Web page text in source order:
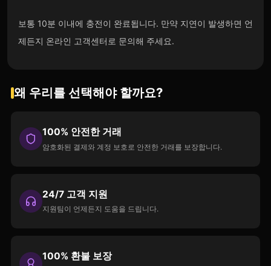
보통 10분 이내에 충전이 완료됩니다. 만약 지연이 발생하면 언
제든지 온라인 고객센터로 문의해 주세요.
왜 우리를 선택해야 할까요?
100% 안전한 거래
암호화된 결제와 계정 보호로 안전한 거래를 보장합니다.
24/7 고객 지원
지원팀이 언제든지 도움을 드립니다.
100% 환불 보장